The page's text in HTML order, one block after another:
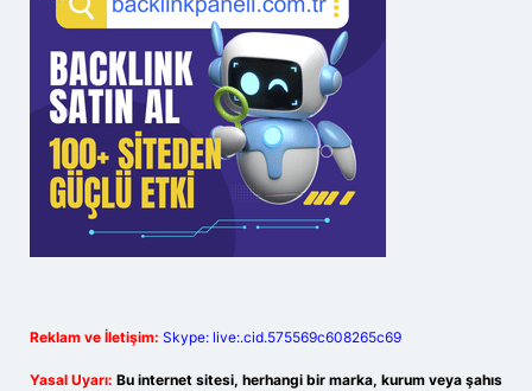
Reklam ve İletişim: Skype: live:.cid.575569c608265c69
Yasal Uyarı: Bu internet sitesi, herhangi bir marka, kurum veya şahıs